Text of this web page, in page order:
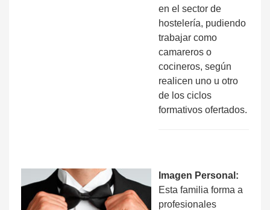
en el sector de
hostelería, pudiendo
trabajar como
camareros o
cocineros, según
realicen uno u otro
de los ciclos
formativos ofertados.
Imagen Personal:
Esta familia forma a
profesionales